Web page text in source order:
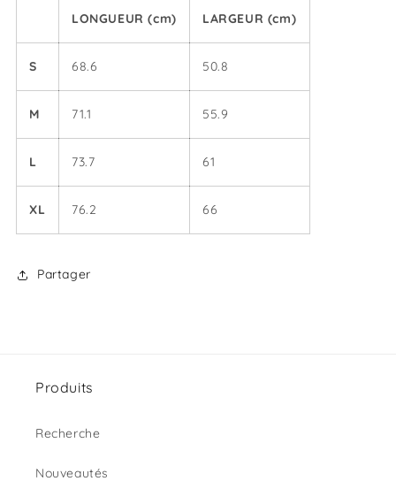
LONGUEUR (cm) LARGEUR (cm)
S 68.6 50.8
M 71.1 55.9
L 73.7 61
XL 76.2 66
Partager
Produits
Recherche
Nouveautés